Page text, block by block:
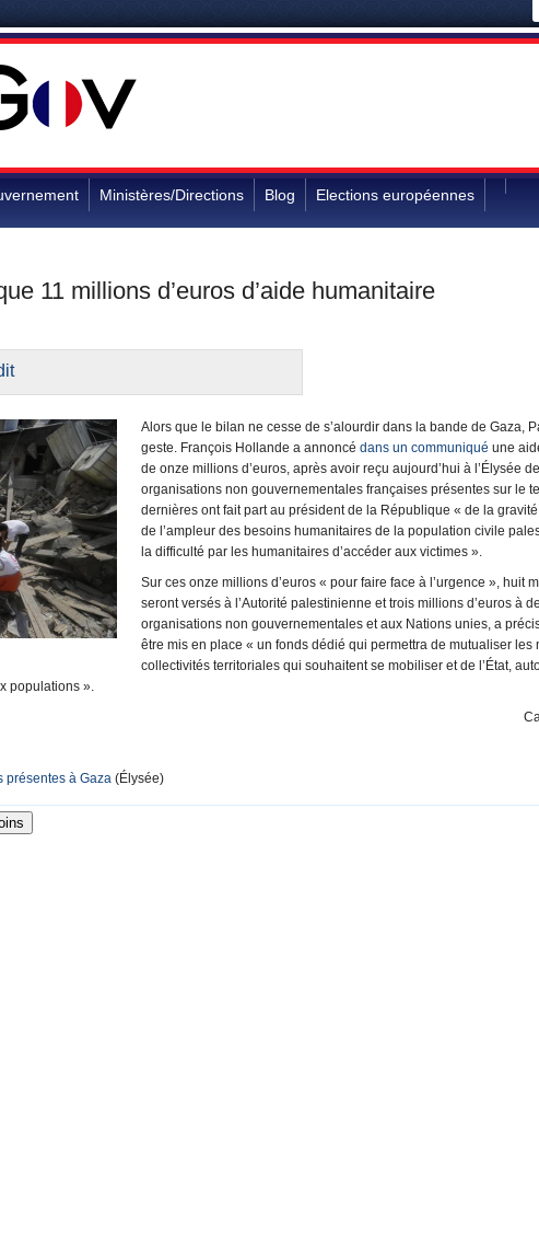
Ministères/Directions Blog Elections européennes
11 millions d’euros d’aide humanitaire
Alors que le bilan ne cesse de s’alourdir dans la bande de Gaza,
geste. François Hollande a annoncé dans un communiqué une
de onze millions d’euros, après avoir reçu aujourd’hui à l’Élysée
organisations non gouvernementales françaises présentes sur le
dernières ont fait part au président de la République « de la
de l’ampleur des besoins humanitaires de la population civile
la difficulté par les humanitaires d’accéder aux victimes ».
Sur ces onze millions d’euros « pour faire face à l’urgence », huit
seront versés à l’Autorité palestinienne et trois millions d’euros à
organisations non gouvernementales et aux Nations unies, a
être mis en place « un fonds dédié qui permettra de mutualiser les
collectivités territoriales qui souhaitent se mobiliser et de l’État,
populations ».
présentes à Gaza (Élysée)